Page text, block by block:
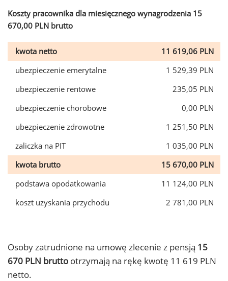
Koszty pracownika dla miesięcznego wynagrodzenia 15
670,00 PLN brutto
kwota netto
11 619,06 PLN
ubezpieczenie emerytalne
1 529,39 PLN
ubezpieczenie rentowe
235,05 PLN
ubezpieczenie chorobowe
0,00 PLN
ubezpieczenie zdrowotne
1 251,50 PLN
zaliczka na PIT
1 035,00 PLN
kwota brutto
15 670,00 PLN
podstawa opodatkowania
11 124,00 PLN
koszt uzyskania przychodu
2 781,00 PLN
Osoby zatrudnione na umowę zlecenie z pensją 15
670 PLN brutto otrzymają na rękę kwotę 11 619 PLN
netto.